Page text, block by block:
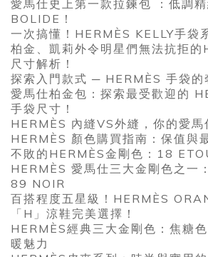
愛馬仕史上第一款拉鍊包 ：低調
BOLIDE！
一次搞懂！HERMÈS KELLY手袋
柏金、凱莉外令明星們無法抗拒
尺寸解析！
探索入門款式 ─ HERMÈS 手袋的
愛馬仕柏金包：探索最受歡迎的
手袋尺寸！
HERMÈS 內縫VS外縫，你的愛馬
HERMÈS 顏色購買指南：保值與
不敗的HERMÈS金剛色：18
HERMÈS 愛馬仕三大金剛色之一
89 NOIR
百搭程度五星級！HERMÈS
「H」涼鞋完美選擇！
HERMÈS經典三大金剛色：焦糖
暖魅力